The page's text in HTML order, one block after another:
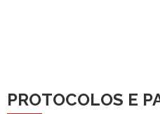
PROTOCOLOS E